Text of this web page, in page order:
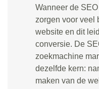
Wanneer de
zorgen voor veel
website en dit
conversie. De
zoekmachine
dezelfde kern:
maken van de